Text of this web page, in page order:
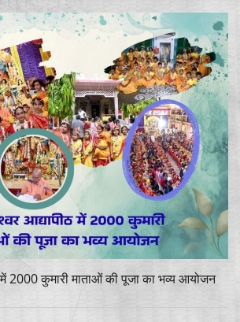
में 2000 कुमारी माताओं की पूजा का भव्य आयोजन